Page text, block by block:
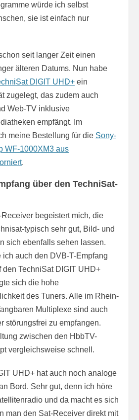
würde ich selbst
sie ist einfach nur
seit langer Zeit einen
älteren Datums. Nun habe
DIGIT UHD+ ein
zugelegt, das zudem auch
Web-TV inklusive
empfängt. Im
meine Bestellung für die Sony-
WF-1000XM3 aus
.
über den TechniSat-
begeistert mich, die
typisch sehr gut, Bild- und
sich ebenfalls sehen lassen.
ich auch den DVB-T-Empfang
den TechniSat DIGIT UHD+
sich die hohe
des Tuners. Alle im Rhein-
Multiplexe sind auch
störungsfrei zu empfangen.
zwischen den HbbTV-
vergleichsweise schnell.
UHD+ hat auch noch analoge
Bord. Sehr gut, denn ich höre
und da macht es sich
man den Sat-Receiver direkt mit